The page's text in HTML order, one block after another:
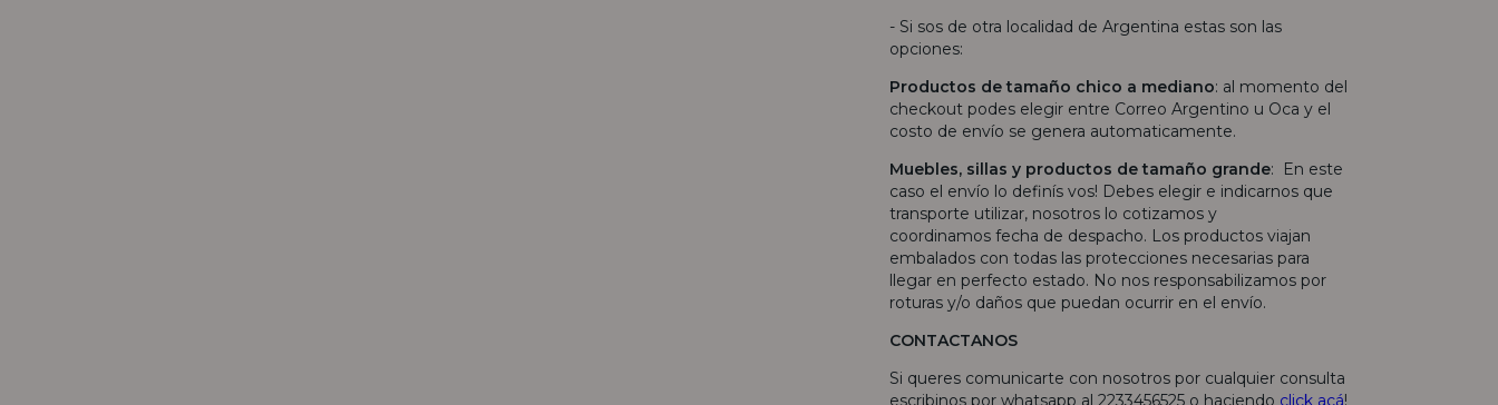
- Si sos de otra localidad de Argentina estas son las
opciones:
Productos de tamaño chico a mediano: al momento del
checkout podes elegir entre Correo Argentino u Oca y el
costo de envío se genera automaticamente.
Muebles, sillas y productos de tamaño grande: En este
caso el envío lo definís vos! Debes elegir e indicarnos que
transporte utilizar, nosotros lo cotizamos y
coordinamos fecha de despacho. Los productos viajan
embalados con todas las protecciones necesarias para
llegar en perfecto estado. No nos responsabilizamos por
roturas y/o daños que puedan ocurrir en el envío.
CONTACTANOS
Si queres comunicarte con nosotros por cualquier consulta
escribinos por whatsapp al 2233456525 o haciendo click acá!